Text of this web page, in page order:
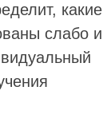
какие
слабо и